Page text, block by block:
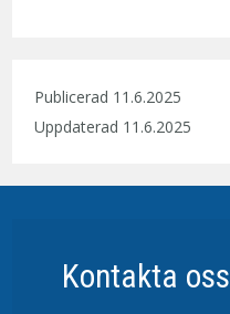
Publicerad 11.6.2025
Uppdaterad 11.6.2025
Kontakta oss